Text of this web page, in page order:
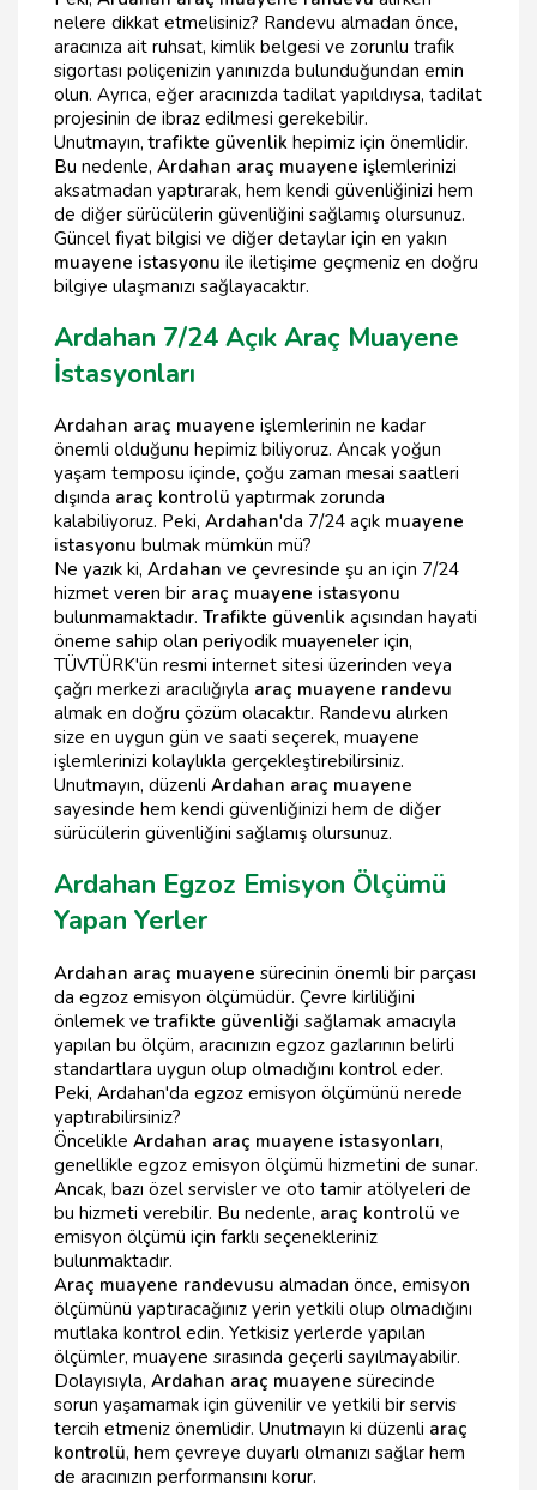
nelere dikkat etmelisiniz? Randevu almadan önce,
aracınıza ait ruhsat, kimlik belgesi ve zorunlu trafik
sigortası poliçenizin yanınızda bulunduğundan emin
olun. Ayrıca, eğer aracınızda tadilat yapıldıysa, tadilat
projesinin de ibraz edilmesi gerekebilir.
Unutmayın,trafikte güvenlik hepimiz için önemlidir.
Bu nedenle, Ardahan araç muayene işlemlerinizi
aksatmadan yaptırarak, hem kendi güvenliğinizi hem
de diğer sürücülerin güvenliğini sağlamış olursunuz.
Güncel fiyat bilgisi ve diğer detaylar için en yakın
muayene istasyonu ile iletişime geçmeniz en doğru
bilgiye ulaşmanızı sağlayacaktır.
Ardahan 7/24 Açık Araç Muayene
İstasyonları
Ardahan araç muayene işlemlerinin ne kadar
önemli olduğunu hepimiz biliyoruz. Ancak yoğun
yaşam temposu içinde, çoğu zaman mesai saatleri
dışında araç kontrolü yaptırmak zorunda
kalabiliyoruz. Peki, Ardahan'da 7/24 açık muayene
istasyonu bulmak mümkün mü?
Ne yazık ki, Ardahan ve çevresinde şu an için 7/24
hizmet veren bir araç muayene istasyonu
bulunmamaktadır. Trafikte güvenlik açısından hayati
öneme sahip olan periyodik muayeneler için,
TÜVTÜRK'ün resmi internet sitesi üzerinden veya
çağrı merkezi aracılığıyla araç muayene randevu
almak en doğru çözüm olacaktır. Randevu alırken
size en uygun gün ve saati seçerek, muayene
işlemlerinizi kolaylıkla gerçekleştirebilirsiniz.
Unutmayın, düzenli Ardahan araç muayene
sayesinde hem kendi güvenliğinizi hem de diğer
sürücülerin güvenliğini sağlamış olursunuz.
Ardahan Egzoz Emisyon Ölçümü
Yapan Yerler
Ardahan araç muayene sürecinin önemli bir parçası
da egzoz emisyon ölçümüdür. Çevre kirliliğini
önlemek vetrafikte güvenliği sağlamak amacıyla
yapılan bu ölçüm, aracınızın egzoz gazlarının belirli
standartlara uygun olup olmadığını kontrol eder.
Peki, Ardahan'da egzoz emisyon ölçümünü nerede
yaptırabilirsiniz?
Öncelikle Ardahan araç muayene istasyonları,
genellikle egzoz emisyon ölçümü hizmetini de sunar.
Ancak, bazı özel servisler ve oto tamir atölyeleri de
bu hizmeti verebilir. Bu nedenle, araç kontrolü ve
emisyon ölçümü için farklı seçenekleriniz
bulunmaktadır.
Araç muayene randevusu almadan önce, emisyon
ölçümünü yaptıracağınız yerin yetkili olup olmadığını
mutlaka kontrol edin. Yetkisiz yerlerde yapılan
ölçümler, muayene sırasında geçerli sayılmayabilir.
Dolayısıyla, Ardahan araç muayene sürecinde
sorun yaşamamak için güvenilir ve yetkili bir servis
tercih etmeniz önemlidir. Unutmayın ki düzenli araç
kontrolü, hem çevreye duyarlı olmanızı sağlar hem
de aracınızın performansını korur.